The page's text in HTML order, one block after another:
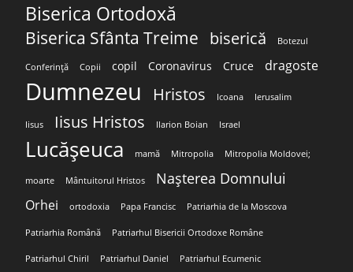
Biserica Ortodoxă
Biserica Sfânta Treime biserică Botezul
Conferință Copii copil Coronavirus Cruce dragoste
Dumnezeu Hristos Icoana Ierusalim
Iisus Iisus Hristos Ilarion Boian Israel
Lucășeuca mamă Mitropolia Mitropolia Moldovei;
moarte Mântuitorul Hristos Nașterea Domnului
Orhei ortodoxia Papa Francisc Patriarhia de la Moscova
Patriarhia Română Patriarhul Bisericii Ortodoxe Române
Patriarhul Chiril Patriarhul Daniel Patriarhul Ecumenic